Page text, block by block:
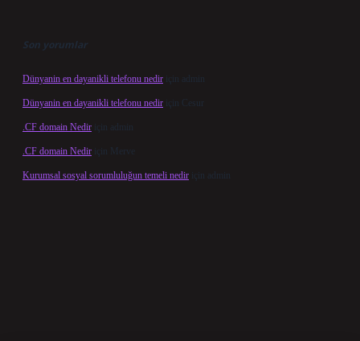
Son yorumlar
Dünyanin en dayanikli telefonu nedir için admin
Dünyanin en dayanikli telefonu nedir için Cesur
.CF domain Nedir için admin
.CF domain Nedir için Merve
Kurumsal sosyal sorumluluğun temeli nedir için admin